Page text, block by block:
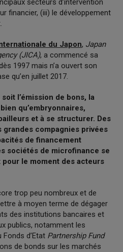
secteurs d’intervention
financier, (iii) le développement
du Japon, Japan
(JICA), a commencé sa
1997 mais n’a ouvert son
qu’en juillet 2017.
l’émission de bons, la
qu’embryonnaires,
et à se structurer. Des
grandes compagnies privées
de financement
sociétés de microfinance se
le moment des acteurs
trop peu nombreux et de
à moyen terme de dégager
des institutions bancaires et
publics, notamment les
d’Etat Partnership Fund
de bonds sur les marchés